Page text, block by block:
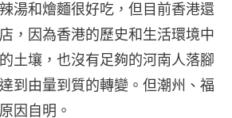
湯和燴麵很好吃，但目前香港還
，因為香港的歷史和生活環境中
土壤，也沒有足夠的河南人落腳
到由量到質的轉變。但潮州、福
因自明。